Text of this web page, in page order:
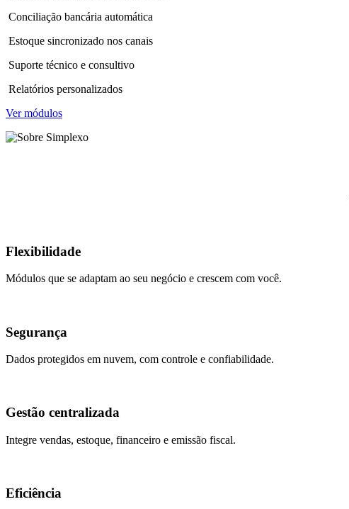
Conciliação bancária automática
Estoque sincronizado nos canais
Suporte técnico e consultivo
Relatórios personalizados
Ver módulos
Flexibilidade
Módulos que se adaptam ao seu negócio e crescem com você.
Segurança
Dados protegidos em nuvem, com controle e confiabilidade.
Gestão centralizada
Integre vendas, estoque, financeiro e emissão fiscal.
Eficiência